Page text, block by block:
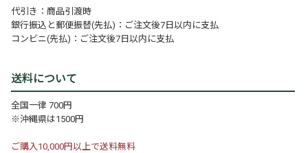
代引き：商品引渡時
銀行振込と郵便振替(先払)：ご注文後7日以内に支払
コンビニ(先払)：ご注文後7日以内に支払
送料について
全国一律 700円
※沖縄県は1500円
ご購入10,000円以上で送料無料